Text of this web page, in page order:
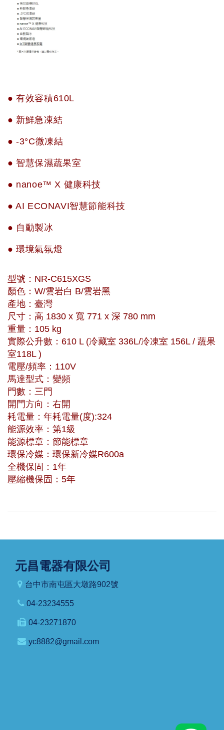
● 有效容積610L
● 新鮮急凍結
● -3°C微凍結
● 智慧保濕蔬果室
● nanoe™ X 健康科技
● AI ECONAVI智慧節能科技
● 自動製冰
● 環境氣氛燈
型號：NR-C615XGS
顏色：W/雲岩白 B/雲岩黑
產地：臺灣
尺寸：高 1830 x 寬 771 x 深 780 mm
重量：105 kg
實際公升數：610 L (冷藏室 336L/冷凍室 156L / 蔬果
室118L )
電壓/頻率：110V
馬達型式：變頻
門數：三門
開門方向：右開
耗電量：年耗電量(度):324
能源效率：第1級
能源標章：節能標章
環保冷媒：環保新冷媒R600a
全機保固：1年
壓縮機保固：5年
元昌電器有限公司
台中市南屯區大墩路902號
04-23234555
04-23271870
yc8882@gmail.com